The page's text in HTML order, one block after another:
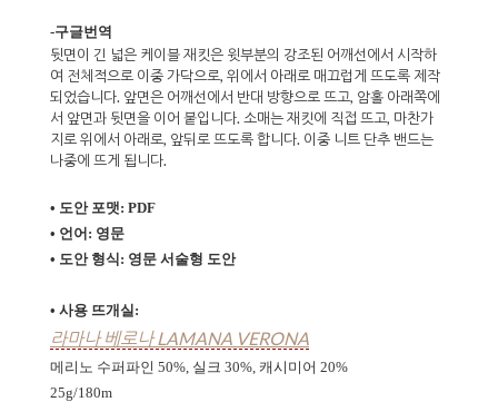
-구글번역
뒷면이 긴 넓은 케이블 재킷은 윗부분의 강조된 어깨선에서 시작하
여 전체적으로 이중 가닥으로, 위에서 아래로 매끄럽게 뜨도록 제작
되었습니다. 앞면은 어깨선에서 반대 방향으로 뜨고, 암홀 아래쪽에
서 앞면과 뒷면을 이어 붙입니다. 소매는 재킷에 직접 뜨고, 마찬가
지로 위에서 아래로, 앞뒤로 뜨도록 합니다. 이중 니트 단추 밴드는
나중에 뜨게 됩니다.
• 도안 포맷: PDF
• 언어: 영문
• 도안 형식: 영문 서술형 도안
• 사용 뜨개실:
라마나 베로나 LAMANA VERONA
메리노 수퍼파인 50%, 실크 30%, 캐시미어 20%
25g/180m